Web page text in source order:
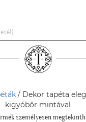
/ Dekor tapéta
kigyóbőr mintával
személyesen